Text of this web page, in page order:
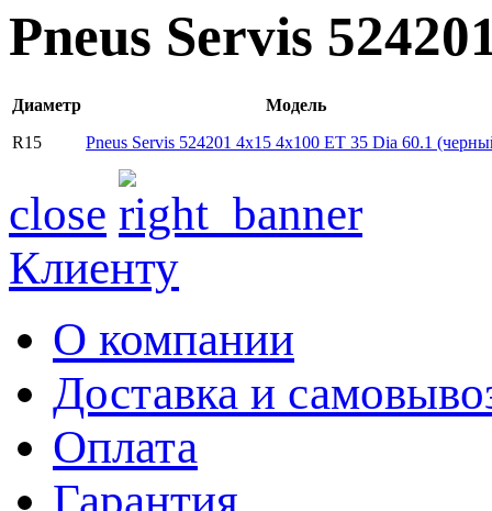
Pneus Servis
Диаметр
Модель
R15
Pneus Servis 524201 4x15 4x100 ET 35 Dia 60.1
close
Клиенту
О компании
Доставка и
Оплата
Гарантия